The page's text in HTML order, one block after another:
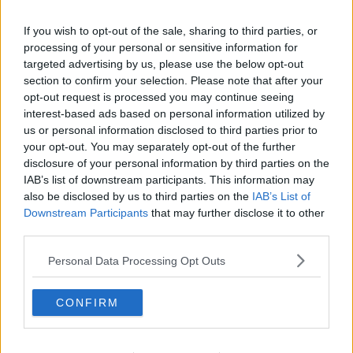
If you wish to opt-out of the sale, sharing to third parties, or
processing of your personal or sensitive information for
targeted advertising by us, please use the below opt-out
section to confirm your selection. Please note that after your
opt-out request is processed you may continue seeing
interest-based ads based on personal information utilized by
us or personal information disclosed to third parties prior to
your opt-out. You may separately opt-out of the further
disclosure of your personal information by third parties on the
IAB’s list of downstream participants. This information may
also be disclosed by us to third parties on the IAB’s List of
Downstream Participants that may further disclose it to other
Personal Data Processing Opt Outs
CONFIRM
Per chi non se la sente di farsi cambiare un libro che proprio non gli
va giù (i timidi e gli introversi esistono), ma non se la sente
nemmeno di bruciarlo, suggerisco una terza via. Ma non quella
facile facile di appoggiarlo su uno scaffale e dimenticarselo per il
resto della vita. No. Equivarrebbe a bruciarlo. Suggerisco invece di
riciclarlo. Ma anche il riciclaggio dei libri è un'arte e come tale va
praticata. Quindi non riciclate il volume che non vi piace a qualcuno
tanto per fare, ma sforzatevi di capire a chi potrebbe interessare il
libro che a voi proprio non piace. So che la cosa è difficile e per
venirvi in aiuto (ma è l'ultimo consiglio che vi do, almeno per questa
volta),eccovi un'altra soluzione. Se non vi viene in mente proprio
nessuno a cui rifilare il libro che non leggerete mai, portatelo alla
biblioteca più vicina a casa vostra o quella dove andate di solito.
Infine, se non frequentate nessuna biblioteca (e questo mi
parrucchiera, sperdetelo in treno, in un bar, alle poste, insomma da
qualche parte dove vi capiterà di andare per qualche motivo.
Appoggiatelo con distrazione su una mensola e allontanatevi senza